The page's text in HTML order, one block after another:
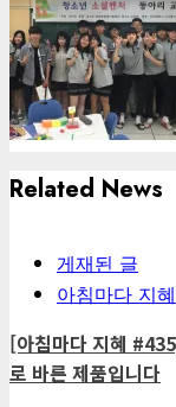
Related News
게재된 글
아침마다 지혜
[아침마다 지혜
로 바른 제품입니다